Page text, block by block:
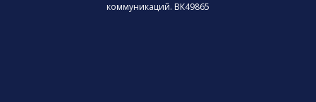
коммуникаций. ВК49865